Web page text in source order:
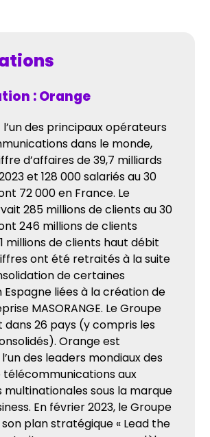
: Orange
des principaux opérateurs
dans le monde,
d’affaires de 39,7 milliards
et 128 000 salariés au 30
72 000 en France. Le
285 millions de clients au 30
246 millions de clients
millions de clients haut débit
ont été retraités à la suite
de certaines
liées à la création de
MASORANGE. Le Groupe
26 pays (y compris les
Orange est
des leaders mondiaux des
télécommunications aux
sous la marque
En février 2023, le Groupe
plan stratégique « Lead the